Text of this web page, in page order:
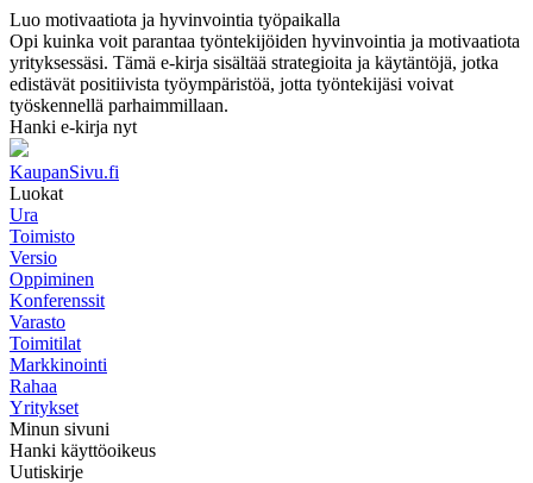
Luo motivaatiota ja hyvinvointia työpaikalla
Opi kuinka voit parantaa työntekijöiden hyvinvointia ja motivaatiota
yrityksessäsi. Tämä e-kirja sisältää strategioita ja käytäntöjä, jotka
edistävät positiivista työympäristöä, jotta työntekijäsi voivat
työskennellä parhaimmillaan.
Hanki e-kirja nyt
KaupanSivu.fi
Luokat
Ura
Toimisto
Versio
Oppiminen
Konferenssit
Varasto
Toimitilat
Markkinointi
Rahaa
Yritykset
Minun sivuni
Hanki käyttöoikeus
Uutiskirje